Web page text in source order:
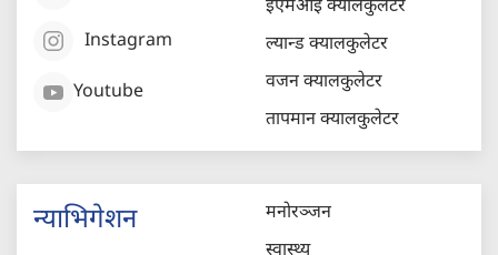
Instagram
Youtube
ईएमआई क्यालकुलेटर
ल्यान्ड क्यालकुलेटर
वजन क्यालकुलेटर
तापमान क्यालकुलेटर
न्याभिगेशन
मनोरञ्जन